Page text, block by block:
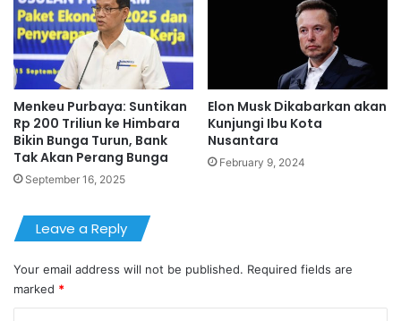
Menkeu Purbaya: Suntikan
Rp 200 Triliun ke Himbara
Bikin Bunga Turun, Bank
Tak Akan Perang Bunga
September 16, 2025
Elon Musk Dikabarkan akan
Kunjungi Ibu Kota
Nusantara
February 9, 2024
Leave a Reply
Your email address will not be published. Required fields are
marked *